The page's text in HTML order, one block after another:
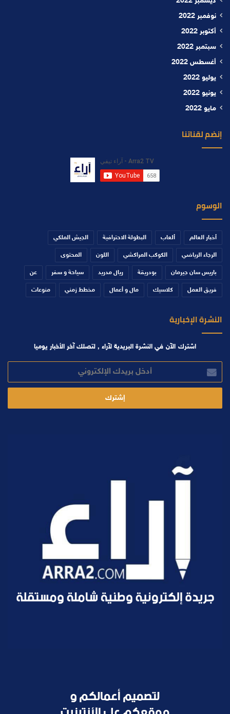
نوفمبر 2022
أكتوبر 2022
سبتمبر 2022
أغسطس 2022
يوليو 2022
يونيو 2022
مايو 2022
إنضم لقناتنا
الوسوم
أخبار العالم ألعاب البطولة الاحترافية الجيش الملكي
الرجاء الرياضي الكوكب المراكشي اللون المحتوى
باريس سان جيرمان بودريقة ريال مدريد سياحة و سفر عن
فريق العمل كلاسيك مال و أعمال مخطط زمني منوعات
النشرة الإخبارية
اشترك الآن في النشرة البريدية لآراء , لتصلك آخر الأخبار يوميا
بريدك
الإلكتروني